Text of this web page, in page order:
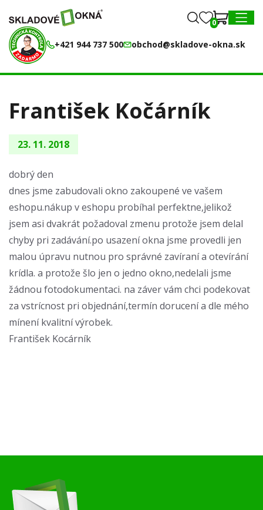
0
+421 944 737 500 obchod@skladove-okna.sk
0
František Kočárník
23. 11. 2018
dobrý den
dnes jsme zabudovali okno zakoupené ve vašem
eshopu.nákup v eshopu probíhal perfektne,jelikož
jsem asi dvakrát požadoval zmenu protože jsem delal
chyby pri zadávání.po usazení okna jsme provedli jen
malou úpravu nutnou pro správné zavíraní a otevírání
krídla. a protože šlo jen o jedno okno,nedelali jsme
žádnou fotodokumentaci. na záver vám chci podekovat
za vstrícnost pri objednání,termín dorucení a dle mého
mínení kvalitní výrobek.
František Kocárník